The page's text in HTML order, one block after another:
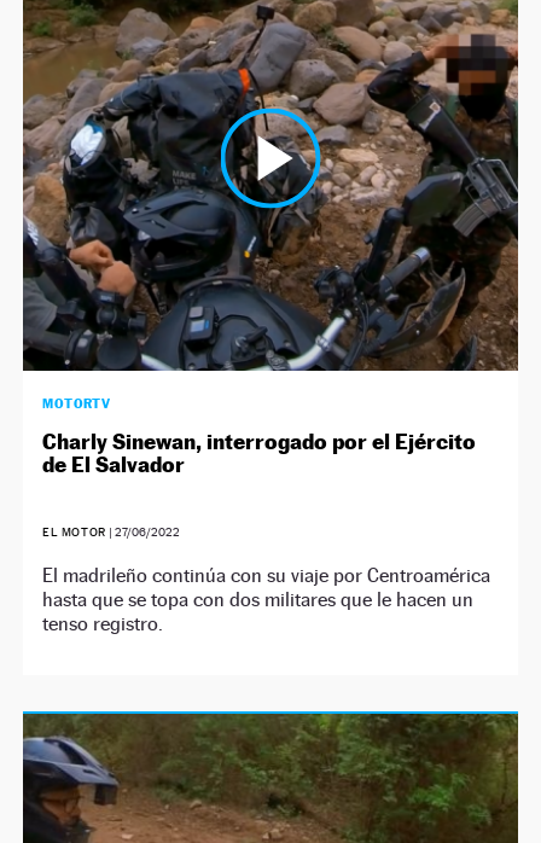
MOTORTV
Charly Sinewan, interrogado por el Ejército
de El Salvador
EL MOTOR | 27/06/2022
El madrileño continúa con su viaje por Centroamérica
hasta que se topa con dos militares que le hacen un
tenso registro.